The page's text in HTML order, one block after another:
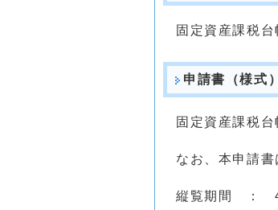
固定資産課税
申請書（様式
固定資産課税
なお、本申請書
縦覧期間 ： 4